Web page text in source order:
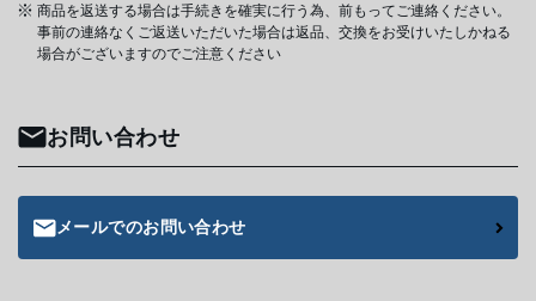
商品を返送する場合は手続きを確実に行う為、前もってご連絡ください。
事前の連絡なくご返送いただいた場合は返品、交換をお受けいたしかねる
場合がございますのでご注意ください
お問い合わせ
メールでのお問い合わせ